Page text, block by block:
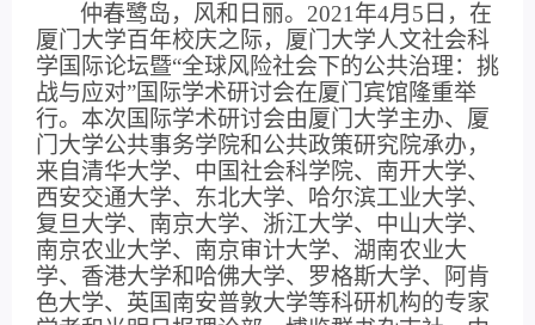
仲春鹭岛，风和日丽。 2021 年4月 5 日，在
厦门大学百年校庆之际，厦门大学人文社会科
学国际论坛暨“全球风险社会下的公共治理：挑
战与应对”国际学术研讨会在厦门宾馆隆重举
行。本次国际学术研讨会由厦门大学主办、厦
门大学公共事务学院和公共政策研究院承办，
来自清华大学、中国社会科学院、南开大学、
西安交通大学、东北大学、哈尔滨工业大学、
复旦大学、南京大学、浙江大学、中山大学、
南京农业大学、南京审计大学、湖南农业大
学、香港大学和哈佛大学、罗格斯大学、阿肯
色大学、英国南安普敦大学等科研机构的专家